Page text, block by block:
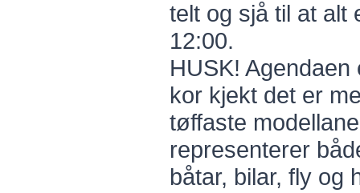
telt og sjå til at alt
12:00.
HUSK!
kor kjekt det er
tøffaste
representerer
båtar, bilar, fly og